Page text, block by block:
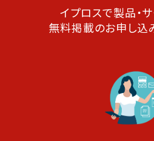
イプロスで製品・
無料掲載のお申し込